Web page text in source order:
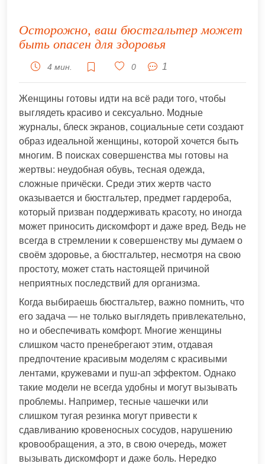
Осторожно, ваш бюстгальтер может
быть опасен для здоровья
4 мин. 0 1
Женщины готовы идти на всё ради того, чтобы
выглядеть красиво и сексуально. Модные
журналы, блеск экранов, социальные сети создают
образ идеальной женщины, которой хочется быть
многим. В поисках совершенства мы готовы на
жертвы: неудобная обувь, тесная одежда,
сложные причёски. Среди этих жертв часто
оказывается и бюстгальтер, предмет гардероба,
который призван поддерживать красоту, но иногда
может приносить дискомфорт и даже вред. Ведь не
всегда в стремлении к совершенству мы думаем о
своём здоровье, а бюстгальтер, несмотря на свою
простоту, может стать настоящей причиной
неприятных последствий для организма.
Когда выбираешь бюстгальтер, важно помнить, что
его задача — не только выглядеть привлекательно,
но и обеспечивать комфорт. Многие женщины
слишком часто пренебрегают этим, отдавая
предпочтение красивым моделям с красивыми
лентами, кружевами и пуш-ап эффектом. Однако
такие модели не всегда удобны и могут вызывать
проблемы. Например, тесные чашечки или
слишком тугая резинка могут привести к
сдавливанию кровеносных сосудов, нарушению
кровообращения, а это, в свою очередь, может
вызывать дискомфорт и даже боль. Нередко